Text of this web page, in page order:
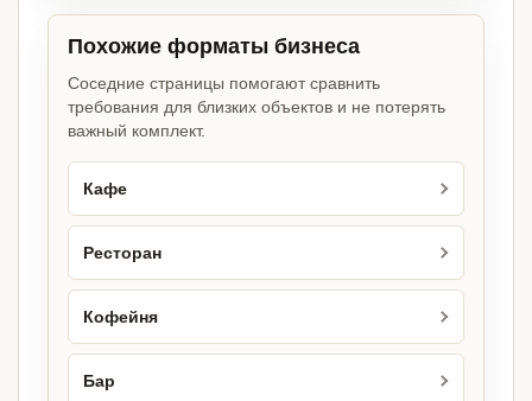
Похожие форматы бизнеса
Соседние страницы помогают сравнить
требования для близких объектов и не потерять
важный комплект.
Кафе
Ресторан
Кофейня
Бар